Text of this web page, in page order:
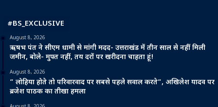
#BS_EXCLUSIVE
August 8, 2026
ऋषभ पंत ने सीएम धामी से मांगी मदद- उत्तराखंड में तीन साल से नहीं मिली
जमीन, बोले- मुफ्त नहीं, तय दरों पर खरीदना चाहता हूं!
August 8, 2026
” लोहिया होते तो परिवारवाद पर सबसे पहले सवाल करते”, अखिलेश यादव पर
ब्रजेश पाठक का तीखा हमला